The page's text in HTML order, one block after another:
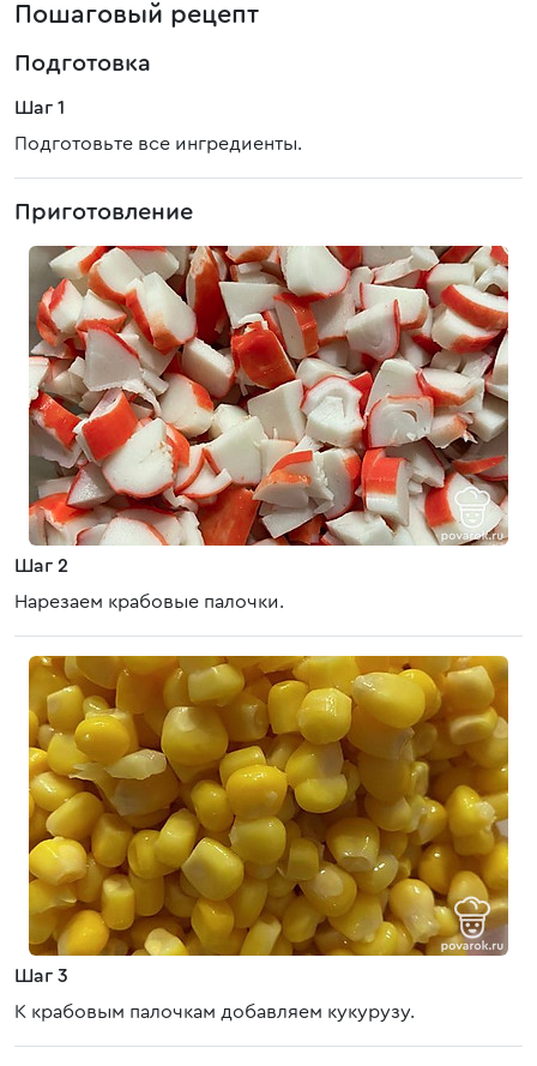
Пошаговый рецепт
Подготовка
Шаг 1
Подготовьте все ингредиенты.
Приготовление
Шаг 2
Нарезаем крабовые палочки.
Шаг 3
К крабовым палочкам добавляем кукурузу.